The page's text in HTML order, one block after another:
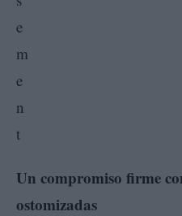
Un compromiso firme
ostomizadas